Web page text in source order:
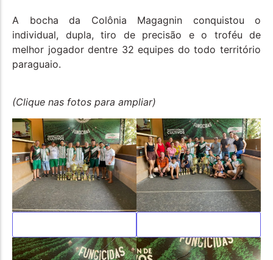
A bocha da Colônia Magagnin conquistou o
individual, dupla, tiro de precisão e o troféu de
melhor jogador dentre 32 equipes do todo território
paraguaio.
(Clique nas fotos para ampliar)